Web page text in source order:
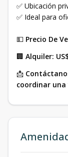
✅ Ubicación
✅ Ideal para
💵 Precio De
🏢 Alquiler:
📩
coordinar una